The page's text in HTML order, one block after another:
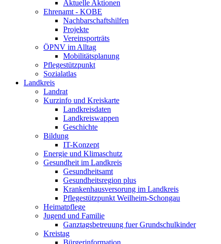
Aktuelle Aktionen
Ehrenamt - KOBE
Nachbarschaftshilfen
Projekte
Vereinsporträts
ÖPNV im Alltag
Mobilitätsplanung
Pflegestützpunkt
Sozialatlas
Landkreis
Landrat
Kurzinfo und Kreiskarte
Landkreisdaten
Landkreiswappen
Geschichte
Bildung
IT-Konzept
Energie und Klimaschutz
Gesundheit im Landkreis
Gesundheitsamt
Gesundheitsregion plus
Krankenhausversorung im Landkreis
Pflegestützpunkt Weilheim-Schongau
Heimatpflege
Jugend und Familie
Ganztagsbetreuung fuer Grundschulkinder
Kreistag